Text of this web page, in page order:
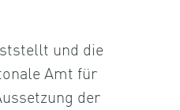
und die
Amt für
der